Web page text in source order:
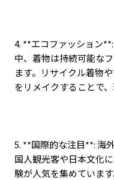
4. **エコファッション**:
中、着物は持続可能な
ます。リサイクル着物
をリメイクすることで
5. **国際的な注目**:海
国人観光客や日本文化
験が人気を集めていま